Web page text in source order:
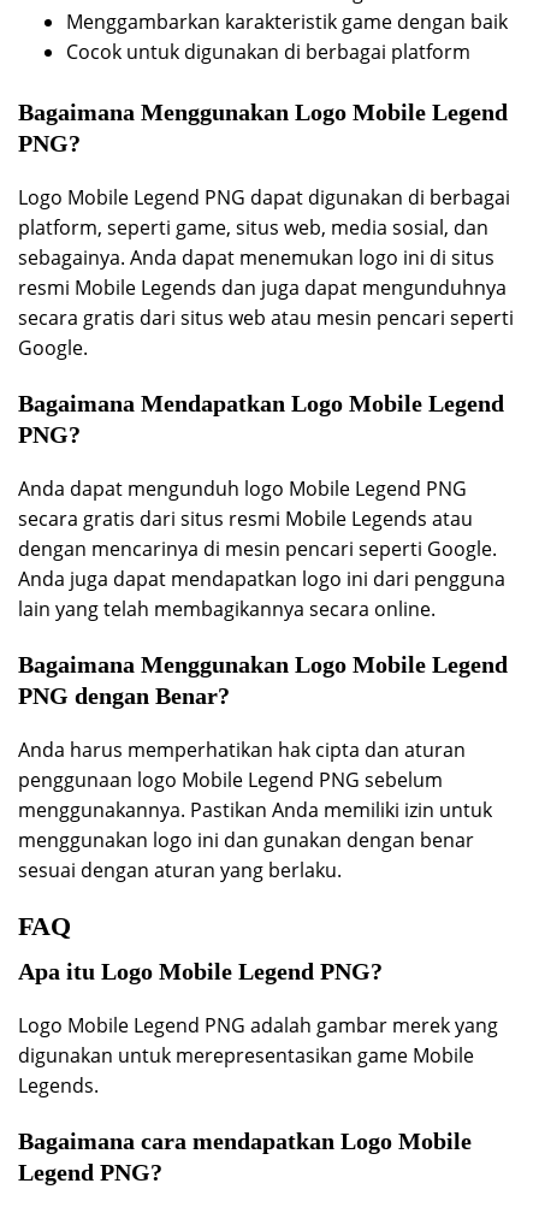
Menggambarkan karakteristik game dengan baik
Cocok untuk digunakan di berbagai platform
Bagaimana Menggunakan Logo Mobile Legend
PNG?
Logo Mobile Legend PNG dapat digunakan di berbagai
platform, seperti game, situs web, media sosial, dan
sebagainya. Anda dapat menemukan logo ini di situs
resmi Mobile Legends dan juga dapat mengunduhnya
secara gratis dari situs web atau mesin pencari seperti
Google.
Bagaimana Mendapatkan Logo Mobile Legend
PNG?
Anda dapat mengunduh logo Mobile Legend PNG
secara gratis dari situs resmi Mobile Legends atau
dengan mencarinya di mesin pencari seperti Google.
Anda juga dapat mendapatkan logo ini dari pengguna
lain yang telah membagikannya secara online.
Bagaimana Menggunakan Logo Mobile Legend
PNG dengan Benar?
Anda harus memperhatikan hak cipta dan aturan
penggunaan logo Mobile Legend PNG sebelum
menggunakannya. Pastikan Anda memiliki izin untuk
menggunakan logo ini dan gunakan dengan benar
sesuai dengan aturan yang berlaku.
FAQ
Apa itu Logo Mobile Legend PNG?
Logo Mobile Legend PNG adalah gambar merek yang
digunakan untuk merepresentasikan game Mobile
Legends.
Bagaimana cara mendapatkan Logo Mobile
Legend PNG?